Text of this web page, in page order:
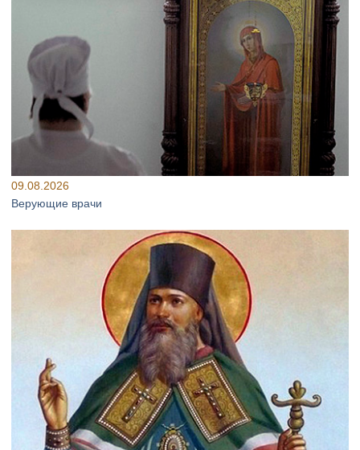
09.08.2026
Верующие врачи